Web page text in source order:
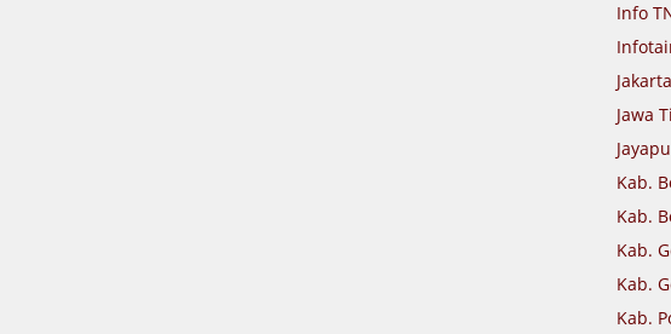
Info
Jakarta
Jawa
Kab.
Kab.
Kab.
Kab.
Kab.